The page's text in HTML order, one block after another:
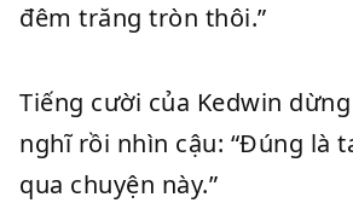
đêm trăng tròn thôi.”
Tiếng cười của Kedwin
nghĩ rồi nhìn cậu: “Đúng là
qua chuyện này.”